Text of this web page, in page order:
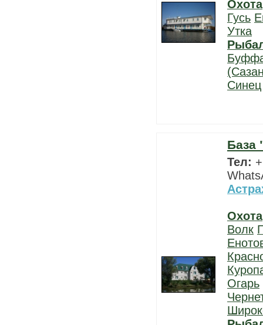
Охота
Гусь
Утка
Синец
База
Тел:
Охота
Волк
Огарь